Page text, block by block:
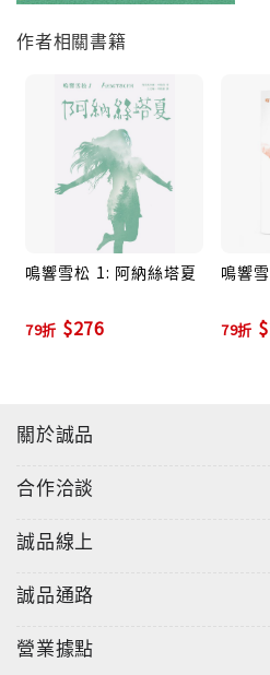
個地成真了，讓讀者目睹了夢
米格烈在離開森林後，是如何
成功地出版？
這位與眾不同的阿納絲塔夏她
米格烈是如何被她選上，來協
心愛的人？
阿納絲塔夏還跟他說了些什麼
在第二集中，米格烈述說了更
植物建立關係的重要性—植物
慶、吟遊歌者、深藏永恆古老
作！
這是一本包含了我們一生中最
的連結、撫養小孩、自然農耕
作者相關書籍
鳴響雪松 1: 阿納絲塔夏
79折 $276
鳴響
79折
關於誠品
合作洽談
誠品線上
誠品通路
營業據點